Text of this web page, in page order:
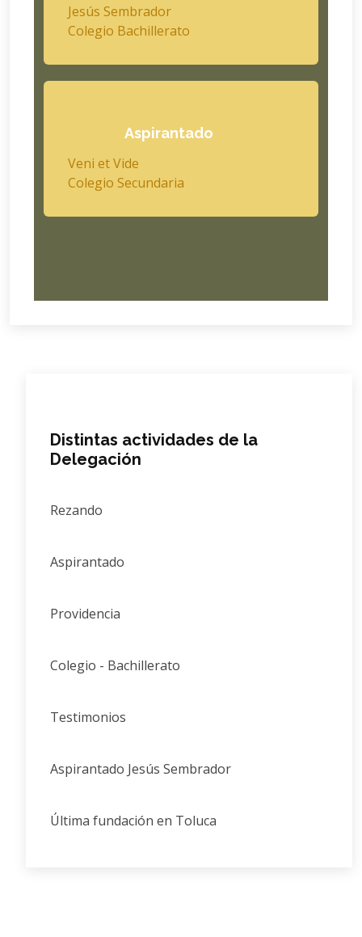
Jesús Sembrador
Colegio Bachillerato
Aspirantado
Veni et Vide
Colegio Secundaria
Distintas actividades de la
Delegación
Rezando
Aspirantado
Providencia
Colegio - Bachillerato
Testimonios
Aspirantado Jesús Sembrador
Última fundación en Toluca